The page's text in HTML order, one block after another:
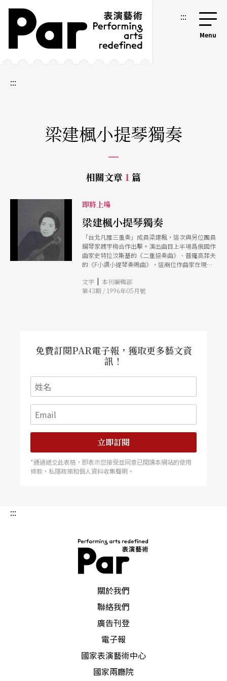
跳到主要內容區塊
網站導覽 :::
:::
梁建楓小提琴獨奏
相關文章 1 篇
即將上場
梁建楓小提琴獨奏
「台北凡雅三重奏」成員梁建楓，這次與另位團員
鋼琴家魏宇梅合作出擊。演出曲目上半場爲俄國作
曲家史特拉汶斯基的《二重協奏曲》、普羅高菲夫
的《F小調小提琴奏鳴曲》，這兩位作曲家在現代
韋尼奧夫斯基所譜寫的《浮士德幻想曲》，以及德
弗札克的四首浪漫小品。
文字 | 本刊編輯部
第43期 / 1996年05月號
免費訂閱PAR電子報，獲取更多藝文資
訊！
立即訂閱
*通過遞交此表格，即表示您接受並同意已閱讀本網站的使用
條款，私隱政策和個人資料收集聲明。
:::
關於我們
聯絡我們
廣告刊登
電子報
國家表演藝術中心
國家兩廳院